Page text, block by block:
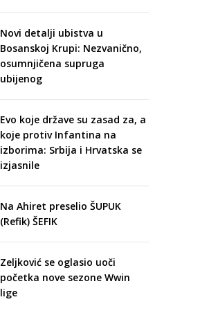
Novi detalji ubistva u
Bosanskoj Krupi: Nezvanično,
osumnjičena supruga
ubijenog
Evo koje države su zasad za, a
koje protiv Infantina na
izborima: Srbija i Hrvatska se
izjasnile
Na Ahiret preselio ŠUPUK
(Refik) ŠEFIK
Zeljković se oglasio uoči
početka nove sezone Wwin
lige